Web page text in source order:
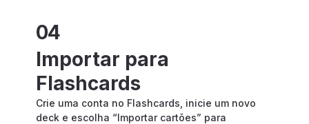
04
Importar para
Flashcards
Crie uma conta no Flashcards, inicie um novo
deck e escolha “Importar cartões” para